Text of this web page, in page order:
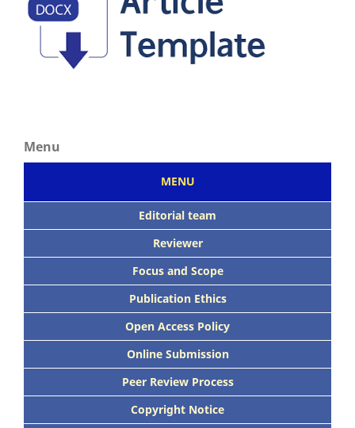
Menu
MENU
Editorial team
Reviewer
Focus and Scope
Publication Ethics
Open Access Policy
Online Submission
Peer Review Process
Copyright Notice